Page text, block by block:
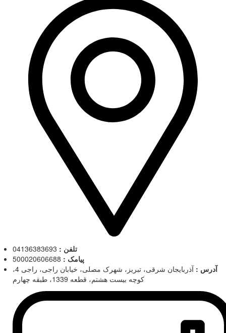
تلفن :
پیامک :
آدرس :
آذربایجان شرقی، تبریز، شهرک مصلی، خیابان راجی، راجی 4،
کوچه بیست هشتم، قطعه 1339، طبقه چهارم